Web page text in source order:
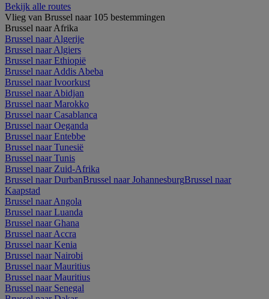
Bekijk alle routes
Vlieg van Brussel naar 105 bestemmingen
Brussel naar Afrika
Brussel naar Algerije
Brussel naar Algiers
Brussel naar Ethiopië
Brussel naar Addis Abeba
Brussel naar Ivoorkust
Brussel naar Abidjan
Brussel naar Marokko
Brussel naar Casablanca
Brussel naar Oeganda
Brussel naar Entebbe
Brussel naar Tunesië
Brussel naar Tunis
Brussel naar Zuid-Afrika
Brussel naar DurbanBrussel naar JohannesburgBrussel naar
Kaapstad
Brussel naar Angola
Brussel naar Luanda
Brussel naar Ghana
Brussel naar Accra
Brussel naar Kenia
Brussel naar Nairobi
Brussel naar Mauritius
Brussel naar Mauritius
Brussel naar Senegal